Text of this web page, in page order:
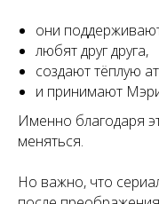
они поддерживают
любят друг друга,
создают тёплую
и принимают
Именно благодаря
меняться.
Но важно, что